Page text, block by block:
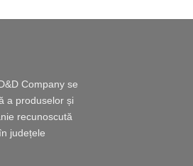
Company se
a produselor și
recunoscută
județele